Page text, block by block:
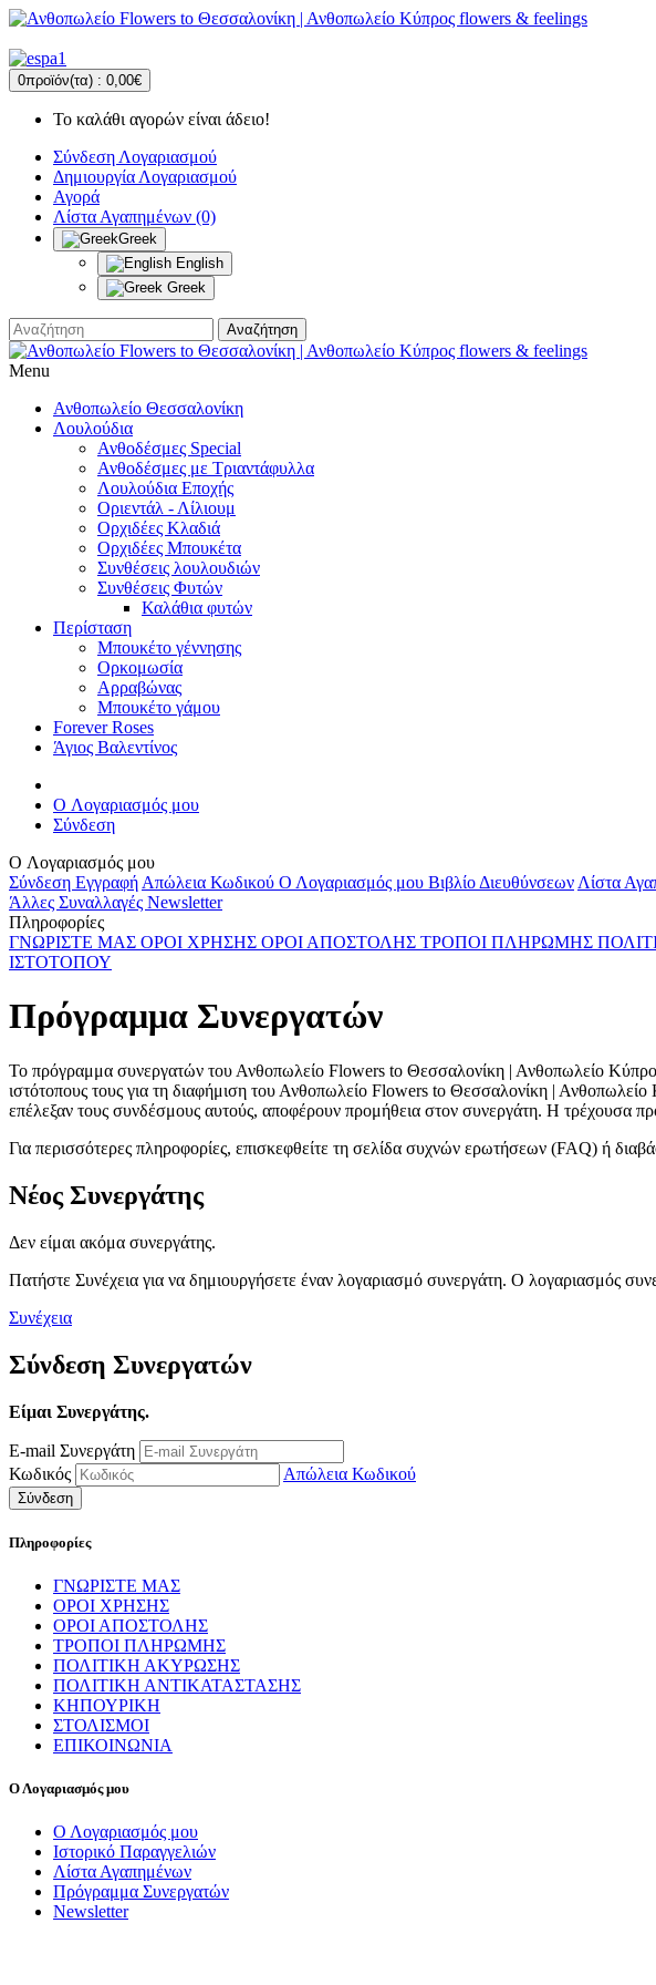
0προϊόν(τα) : 0,00€
Το καλάθι αγορών είναι άδειο!
Σύνδεση Λογαριασμού
Δημιουργία Λογαριασμού
Αγορά
Λίστα Αγαπημένων (0)
Greek
English
Greek
Αναζήτηση
Menu
Ανθοπωλείο Θεσσαλονίκη
Λουλούδια
Ανθοδέσμες Special
Ανθοδέσμες με Τριαντάφυλλα
Λουλούδια Εποχής
Οριεντάλ - Λίλιουμ
Ορχιδέες Κλαδιά
Ορχιδέες Μπουκέτα
Συνθέσεις λουλουδιών
Συνθέσεις Φυτών
Καλάθια φυτών
Περίσταση
Μπουκέτο γέννησης
Ορκομωσία
Αρραβώνας
Μπουκέτο γάμου
Forever Roses
Άγιος Βαλεντίνος
O Λογαριασμός μου
Σύνδεση
O Λογαριασμός μου
Σύνδεση Εγγραφή Απώλεια Κωδικού Ο Λογαριασμός μου Βιβλίο Διευθύνσεων Λίστα
Άλλες Συναλλαγές Newsletter
Πληροφορίες
ΓΝΩΡΙΣΤΕ ΜΑΣ ΟΡΟΙ ΧΡΗΣΗΣ ΟΡΟΙ ΑΠΟΣΤΟΛΗΣ ΤΡΟΠΟΙ ΠΛΗΡΩΜΗΣ
ΙΣΤΟΤΟΠΟΥ
Πρόγραμμα Συνεργατών
Το πρόγραμμα συνεργατών του Ανθοπωλείο Flowers to Θεσσαλονίκη | Ανθοπωλείο
ιστότοπους τους για τη διαφήμιση του Ανθοπωλείο Flowers to Θεσσαλονίκη |
επέλεξαν τους συνδέσμους αυτούς, αποφέρουν προμήθεια στον συνεργάτη. Η τρέχουσα
Για περισσότερες πληροφορίες, επισκεφθείτε τη σελίδα συχνών ερωτήσεων (FAQ) ή
Νέος Συνεργάτης
Δεν είμαι ακόμα συνεργάτης.
Πατήστε Συνέχεια για να δημιουργήσετε έναν λογαριασμό συνεργάτη. Ο λογαριασμός
Συνέχεια
Σύνδεση Συνεργατών
Είμαι Συνεργάτης.
E-mail Συνεργάτη
Κωδικός
Απώλεια Κωδικού
Πληροφορίες
ΓΝΩΡΙΣΤΕ ΜΑΣ
ΟΡΟΙ ΧΡΗΣΗΣ
ΟΡΟΙ ΑΠΟΣΤΟΛΗΣ
ΤΡΟΠΟΙ ΠΛΗΡΩΜΗΣ
ΠΟΛΙΤΙΚΗ ΑΚΥΡΩΣΗΣ
ΠΟΛΙΤΙΚΗ ΑΝΤΙΚΑΤΑΣΤΑΣΗΣ
ΚΗΠΟΥΡΙΚΗ
ΣΤΟΛΙΣΜΟΙ
ΕΠΙΚΟΙΝΩΝΙΑ
Ο Λογαριασμός μου
Ο Λογαριασμός μου
Ιστορικό Παραγγελιών
Λίστα Αγαπημένων
Πρόγραμμα Συνεργατών
Newsletter